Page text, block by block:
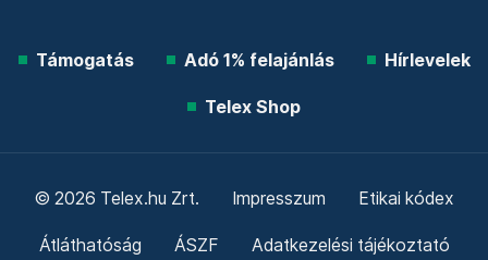
Támogatás Adó 1% felajánlás Hírlevelek
Telex Shop
© 2026 Telex.hu Zrt. Impresszum Etikai kódex
Átláthatóság ÁSZF Adatkezelési tájékoztató